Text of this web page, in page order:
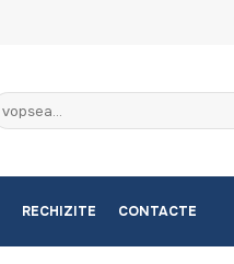
RECHIZITE CONTACTE